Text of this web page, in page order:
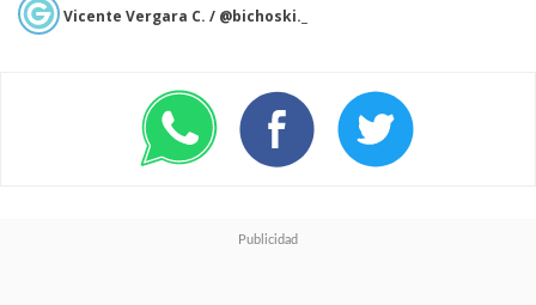
disponible en Estados Unidos
pero ambas compañías no
extender el lanzamiento en
Vicente Vergara C. / @bichoski._